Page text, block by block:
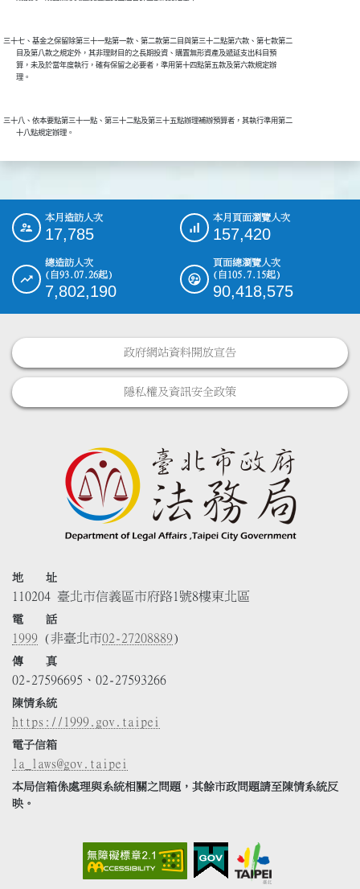
三十七、基金之保留除第三十一點第一款、第二款第二目與第三十二點第六款、第七款第二
        目及第八款之規定外，其非理財目的之長期投資、購置無形資產及遞延支出科目預
        算，未及於當年度執行，確有保留之必要者，準用第十四點第五款及第六款規定辦
三十八、依本要點第三十一點、第三十二點及第三十五點辦理補辦預算者，其執行準用第二
::: 本月造訪人次
17,785
本月頁面瀏覽人次
157,420
總造訪人次
(自93.07.26起)
7,802,190
頁面總瀏覽人次
(自105.7.15起)
90,418,575
政府網站資料開放宣告
隱私權及資訊安全政策
地 址
110204 臺北市信義區市府路1號8樓東北區
電 話
1999 (非臺北市02-27208889)
傳 真
02-27596695、02-27593266
陳情系統
https://1999.gov.taipei
電子信箱
la_laws@gov.taipei
本局信箱係處理與系統相關之問題，其餘市政問題請至陳情系統反
映。